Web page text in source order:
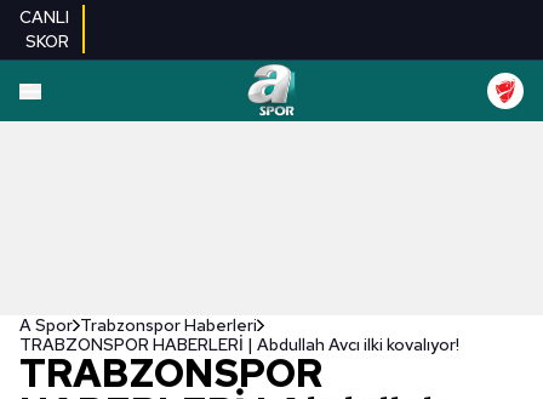
CANLI
SKOR
A Spor Trabzonspor Haberleri
TRABZONSPOR HABERLERİ | Abdullah Avcı ilki kovalıyor!
TRABZONSPOR